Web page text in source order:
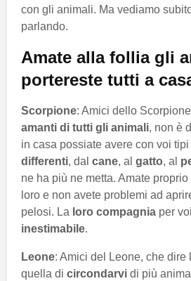
con gli animali. Ma vediamo
parlando.
Amate alla follia gli
portereste tutti a
Scorpione: Amici dello
amanti di tutti gli animali, non è
in casa possiate avere con voi tipi
differenti, dal cane, al gatto, al
ne ha più ne metta. Amate
loro e non avete problemi ad
pelosi. La loro compagnia per
inestimabile.
Leone: Amici del Leone, che dire
quella di circondarvi di più